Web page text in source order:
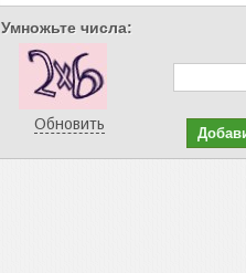
Умножьте числа:
Обновить